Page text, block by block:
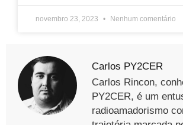
novembro 23, 2023 Nenhum comentário
Carlos PY2CER
Carlos Rincon,
PY2CER, é um
radioamadorismo